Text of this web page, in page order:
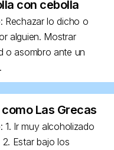
con cebolla
Rechazar lo dicho o
alguien. Mostrar
o asombro ante un
Las Grecas
1. Ir muy alcoholizado
Estar bajo los